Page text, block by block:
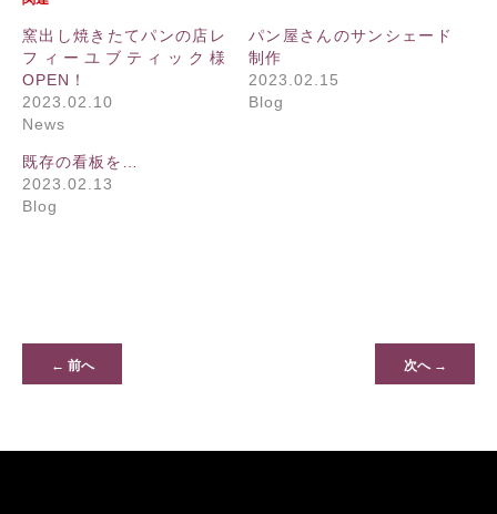
窯出し焼きたてパンの店レ
フィーユブティック様
OPEN！
2023.02.10
News
パン屋さんのサンシェード
制作
2023.02.15
Blog
既存の看板を…
2023.02.13
Blog
← 前へ 次へ →